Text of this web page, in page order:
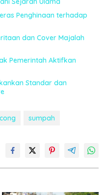
Penghinaan terhadap
dan Cover Majalah
Pemerintah Aktifkan
Standar dan
sumpah